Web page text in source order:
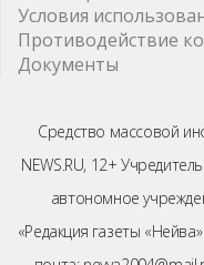
Условия
Противодействие
Документы
Средство массовой
NEWS.RU, 12+
автономное
«Редакция газеты